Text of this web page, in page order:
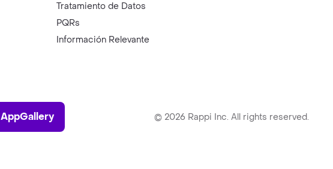
Tratamiento de Datos
PQRs
Información Relevante
AppGallery
AppGallery © 2026 Rappi Inc. All rights reserved.